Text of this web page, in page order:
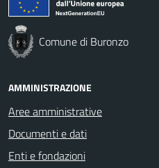
Comune di Buronzo
AMMINISTRAZIONE
Aree amministrative
Documenti e dati
Enti e fondazioni